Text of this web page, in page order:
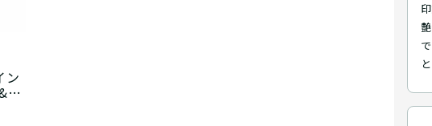
ン